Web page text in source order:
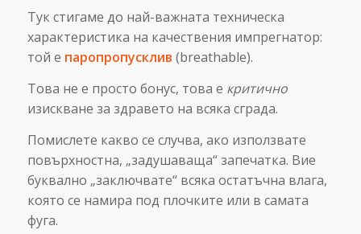
Тук стигаме до най-важната техническа
характеристика на качествения импрегнатор:
той е паропропусклив (breathable).
Това не е просто бонус, това е критично
изискване за здравето на всяка сграда.
Помислете какво се случва, ако използвате
повърхностна, „задушаваща“ запечатка. Вие
буквално „заключвате“ всяка остатъчна влага,
която се намира под плочките или в самата
фуга.